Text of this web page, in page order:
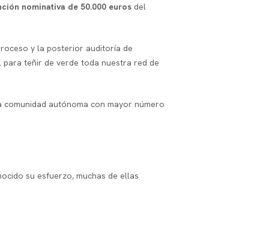
nominativa de 50.000 euros del
y la posterior auditoría de
teñir de verde toda nuestra red de
autónoma con mayor número
su esfuerzo, muchas de ellas